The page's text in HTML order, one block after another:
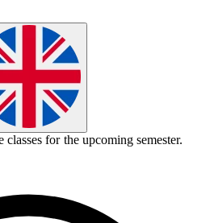
classes for the upcoming semester.